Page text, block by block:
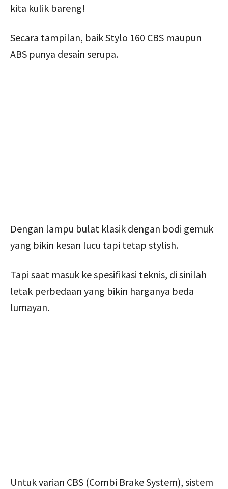
kita kulik bareng!
Secara tampilan, baik Stylo 160 CBS maupun
ABS punya desain serupa.
Dengan lampu bulat klasik dengan bodi gemuk
yang bikin kesan lucu tapi tetap stylish.
Tapi saat masuk ke spesifikasi teknis, di sinilah
letak perbedaan yang bikin harganya beda
lumayan.
Untuk varian CBS (Combi Brake System), sistem